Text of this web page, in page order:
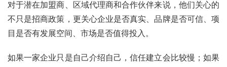
对于潜在加盟商、区域代理商和合作伙伴来说，他们关心的
不只是招商政策，更关心企业是否真实、品牌是否可信、项
目是否有发展空间、市场是否值得投入。
如果一家企业只是自己介绍自己，信任建立会比较慢；如果